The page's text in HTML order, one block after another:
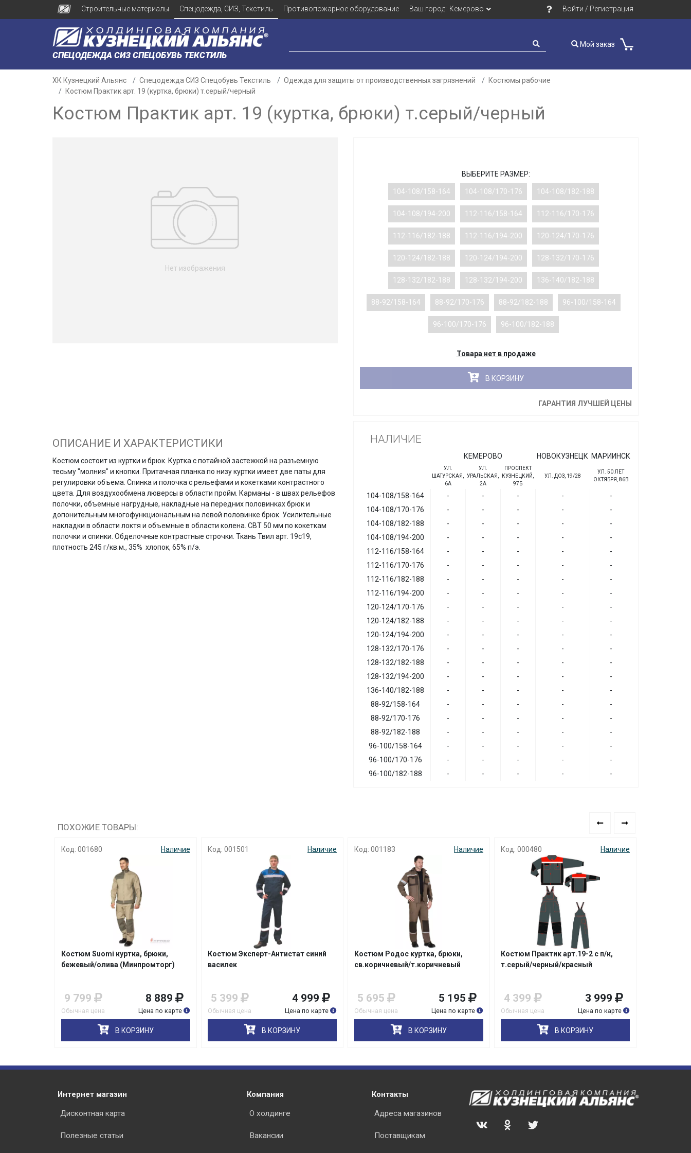
Строительные материалы Спецодежда, СИЗ, Текстиль Противопожарное оборудование Ваш город: Кемерово Войти / Регистрация
СПЕЦОДЕЖДА СИЗ СПЕЦОБУВЬ ТЕКСТИЛЬ
Мой заказ
ХК Кузнецкий Альянс Спецодежда СИЗ Спецобувь Текстиль Одежда для защиты от производственных загрязнений
Костюмы рабочие
Костюм Практик арт. 19 (куртка, брюки) т.серый/черный
Костюм Практик арт. 19 (куртка, брюки) т.серый/черный
Нет изображения
ВЫБЕРИТЕ РАЗМЕР:
104-108/158-164 104-108/170-176 104-108/182-188
104-108/194-200 112-116/158-164 112-116/170-176
112-116/182-188 112-116/194-200 120-124/170-176
120-124/182-188 120-124/194-200 128-132/170-176
128-132/182-188 128-132/194-200 136-140/182-188
88-92/158-164 88-92/170-176 88-92/182-188 96-100/158-164
96-100/170-176 96-100/182-188
Товара нет в продаже
В КОРЗИНУ
ГАРАНТИЯ ЛУЧШЕЙ ЦЕНЫ
ОПИСАНИЕ И ХАРАКТЕРИСТИКИ
Костюм состоит из куртки и брюк. Куртка с потайной застежкой на разъемную
тесьму "молния" и кнопки. Притачная планка по низу куртки имеет две паты для
регулировки объема. Спинка и полочка с рельефами и кокетками контрастного
цвета. Для воздухообмена люверсы в области пройм. Карманы - в швах рельефов
полочки, объемные нагрудные, накладные на передних половинках брюк и
допонительным многофункциональным на левой половинке брюк. Усилительные
накладки в области локтя и объемные в области колена. СВТ 50 мм по кокеткам
полочки и спинки. Обделочные контрастные строчки. Ткань Твил арт. 19с19,
плотность 245 г/кв.м., 35% хлопок, 65% п/э.
НАЛИЧИЕ
КЕМЕРОВО НОВОКУЗНЕЦК МАРИИНСК
УЛ.
ШАТУРСКАЯ,
6А
УЛ.
УРАЛЬСКАЯ,
2А
ПРОСПЕКТ
КУЗНЕЦКИЙ,
97Б
УЛ. ДОЗ, 19/28
УЛ. 50 ЛЕТ
ОКТЯБРЯ, 86В
104-108/158-164 - - - -
-
104-108/170-176
- - - -
-
104-108/182-188
- - - -
-
104-108/194-200
- - - -
-
112-116/158-164
- - - -
-
112-116/170-176
- - - -
-
112-116/182-188
- - - -
-
112-116/194-200
- - - -
-
120-124/170-176
- - - -
-
120-124/182-188
- - - -
-
120-124/194-200
- - - -
-
128-132/170-176
- - - -
-
128-132/182-188
- - - -
-
128-132/194-200
- - - -
-
136-140/182-188
- - - -
-
88-92/158-164
- - - -
-
88-92/170-176
- - - -
-
88-92/182-188
- - - -
-
96-100/158-164
- - - -
-
96-100/170-176
- - - -
-
96-100/182-188
- - - - -
ПОХОЖИЕ ТОВАРЫ:
Код: 001680 Наличие
Костюм Suomi куртка, брюки,
бежевый/олива (Минпромторг)
9 799
Обычная цена
8 889
Цена по карте
В КОРЗИНУ
Код: 001501 Наличие
Костюм Эксперт-Антистат синий
василек
5 399
Обычная цена
4 999
Цена по карте
В КОРЗИНУ
Код: 001183 Наличие
Костюм Родос куртка, брюки,
св.коричневый/т.коричневый
5 695
Обычная цена
5 195
Цена по карте
В КОРЗИНУ
Код: 000480 Наличие
Костюм Практик арт.19-2 с п/к,
т.серый/черный/красный
4 399
Обычная цена
3 999
Цена по карте
В КОРЗИНУ
Интернет магазин
Дисконтная карта
Полезные статьи
Компания
О холдинге
Вакансии
Контакты
Адреса магазинов
Поставщикам